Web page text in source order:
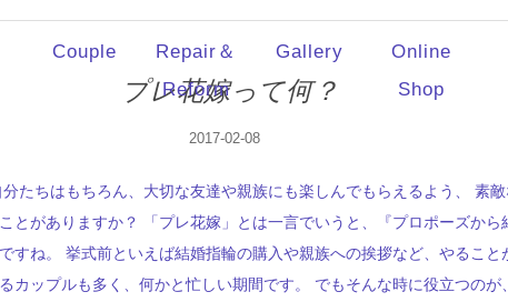
Couple
Repair＆
Reform
Gallery
Online
Shop
プレ花嫁って何？
2017-02-08
たちはもちろん、大切な友達や親族にも楽しんでもらえるよう、 素
とがありますか？ 「プレ花嫁」とは一言でいうと、『プロポーズか
すね。 挙式前といえば結婚指輪の購入や親族への挨拶など、やるこ
ップルも多く、何かと忙しい期間です。 でもそんな時に役立つのが